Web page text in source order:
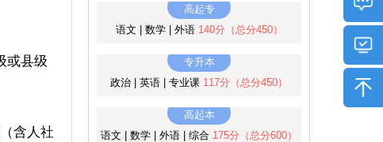
或县级
含人社
高起专
语文 | 数学 | 外语 140分（总分450）
专升本
政治 | 英语 | 专业课 117分（总分450）
高起本
语文 | 数学 | 外语 | 综合 175分（总分600）